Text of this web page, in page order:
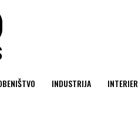
INDUSTRIJA INTERIER